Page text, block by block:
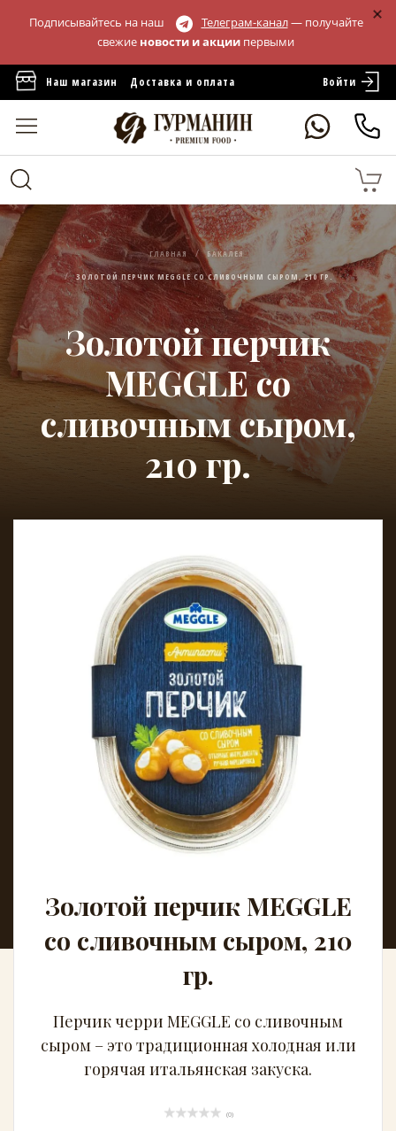
Подписывайтесь на наш Телеграм-канал— получайте
свежие новости и акции первыми
Наш магазин Доставка и оплата Войти
ГЛАВНАЯ
БАКАЛЕЯ
ЗОЛОТОЙ ПЕРЧИК MEGGLE СО СЛИВОЧНЫМ СЫРОМ, 210 ГР.
Золотой перчик
MEGGLE со
сливочным сыром,
210 гр.
Золотой перчик MEGGLE
со сливочным сыром, 210
гр.
Перчик черри MEGGLE со сливочным
сыром – это традиционная холодная или
горячая итальянская закуска.
(0)